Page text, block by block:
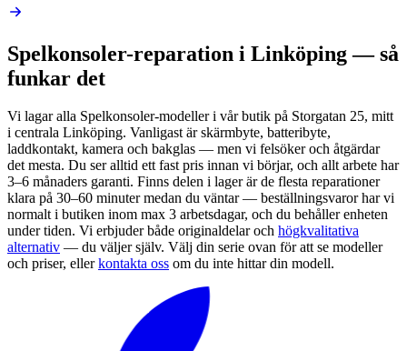
Spelkonsoler-reparation i Linköping — så
funkar det
Vi lagar alla Spelkonsoler-modeller i vår butik på Storgatan 25, mitt
i centrala Linköping. Vanligast är skärmbyte, batteribyte,
laddkontakt, kamera och bakglas — men vi felsöker och åtgärdar
det mesta. Du ser alltid ett fast pris innan vi börjar, och allt arbete har
3–6 månaders garanti. Finns delen i lager är de flesta reparationer
klara på 30–60 minuter medan du väntar — beställningsvaror har vi
normalt i butiken inom max 3 arbetsdagar, och du behåller enheten
under tiden. Vi erbjuder både originaldelar och högkvalitativa
alternativ — du väljer själv. Välj din serie ovan för att se modeller
och priser, eller kontakta oss om du inte hittar din modell.